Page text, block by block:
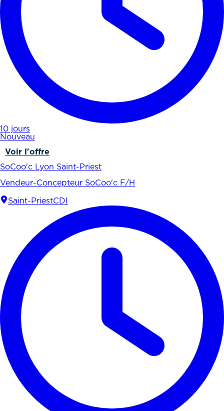
10 jours
Nouveau
Voir l'offre
SoCoo'c Lyon Saint-Priest
Vendeur-Concepteur SoCoo'c F/H
Saint-PriestCDI